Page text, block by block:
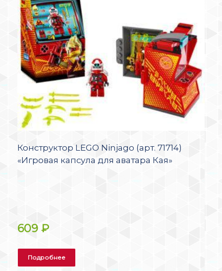
Конструктор LEGO Ninjago (арт. 71714)
«Игровая капсула для аватара Кая»
609 ₽
Подробнее